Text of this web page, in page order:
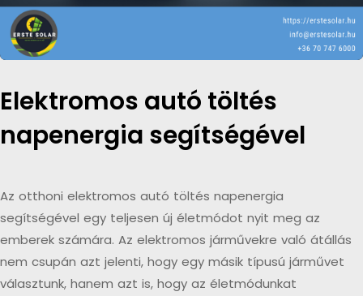
Elektromos autó töltés
napenergia segítségével
Az otthoni elektromos autó töltés napenergia
segítségével egy teljesen új életmódot nyit meg az
emberek számára. Az elektromos járművekre való átállás
nem csupán azt jelenti, hogy egy másik típusú járművet
választunk, hanem azt is, hogy az életmódunkat